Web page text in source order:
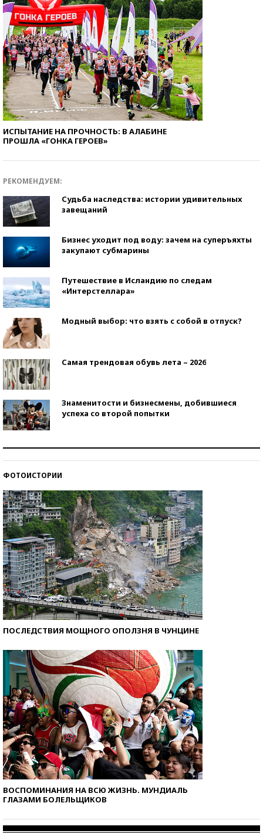
ИСПЫТАНИЕ НА ПРОЧНОСТЬ: В АЛАБИНЕ
ПРОШЛА «ГОНКА ГЕРОЕВ»
РЕКОМЕНДУЕМ:
Судьба наследства: истории удивительных
завещаний
Бизнес уходит под воду: зачем на суперъяхты
закупают субмарины
Путешествие в Исландию по следам
«Интерстеллара»
Модный выбор: что взять с собой в отпуск?
Самая трендовая обувь лета – 2026
Знаменитости и бизнесмены, добившиеся
успеха со второй попытки
ФОТОИСТОРИИ
ПОСЛЕДСТВИЯ МОЩНОГО ОПОЛЗНЯ В ЧУНЦИНЕ
ВОСПОМИНАНИЯ НА ВСЮ ЖИЗНЬ. МУНДИАЛЬ
ГЛАЗАМИ БОЛЕЛЬЩИКОВ